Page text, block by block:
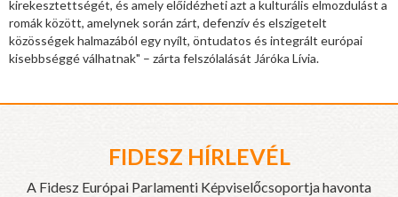
kirekesztettségét, és amely előidézheti azt a kulturális elmozdulást a
romák között, amelynek során zárt, defenzív és elszigetelt
közösségek halmazából egy nyílt, öntudatos és integrált európai
kisebbséggé válhatnak" – zárta felszólalását Járóka Lívia.
FIDESZ HÍRLEVÉL
A Fidesz Európai Parlamenti Képviselőcsoportja havonta